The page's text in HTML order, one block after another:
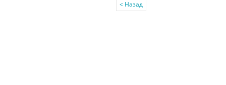
< Назад